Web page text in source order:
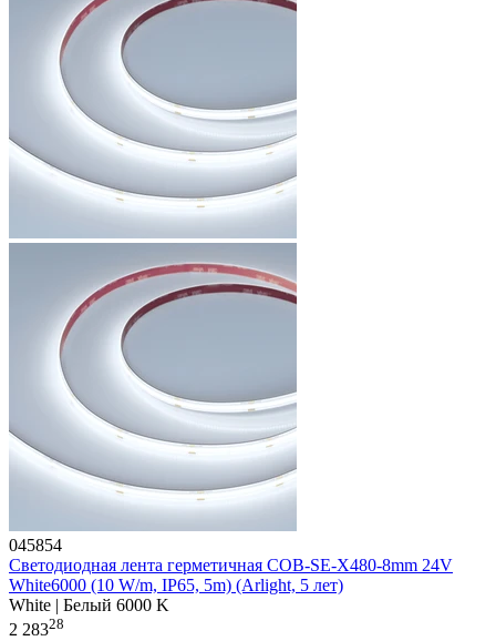
045854
Светодиодная лента герметичная COB-SE-X480-8mm 24V
White6000 (10 W/m, IP65, 5m) (Arlight, 5 лет)
White | Белый 6000 K
2 28328